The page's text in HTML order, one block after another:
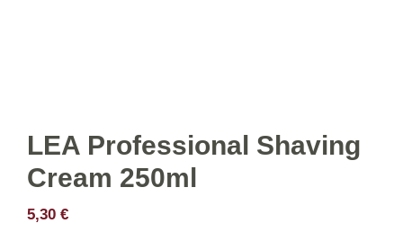
LEA Professional Shaving
Cream 250ml
5,30 €